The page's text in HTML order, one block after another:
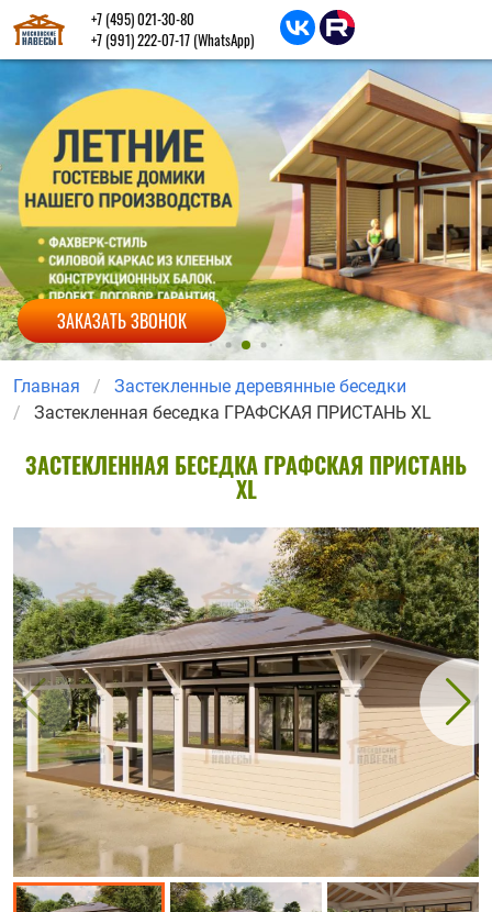
ЗАКАЗАТЬ ЗВОНОК
+7 (495) 021-30-80
+7 (991) 222-07-17 (WhatsApp)
Главная
Застекленные деревянные беседки
Застекленная беседка ГРАФСКАЯ ПРИСТАНЬ XL
ЗАСТЕКЛЕННАЯ БЕСЕДКА ГРАФСКАЯ ПРИСТАНЬ
XL